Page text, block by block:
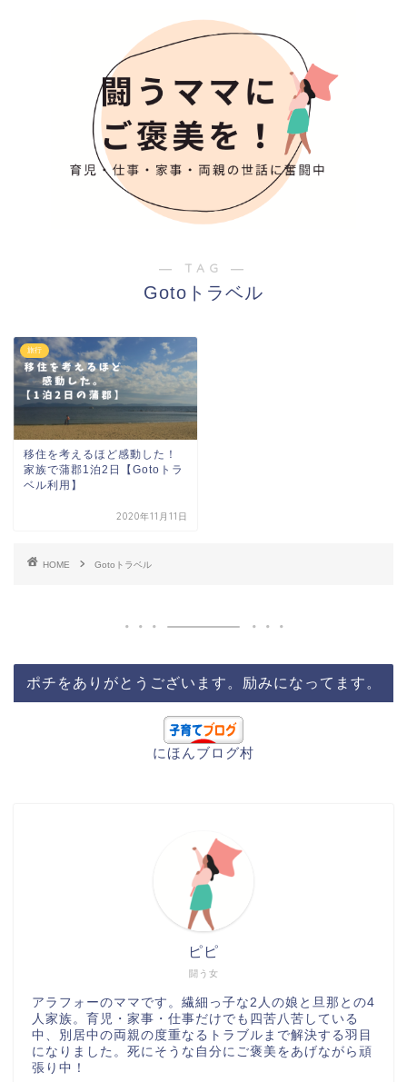
― TAG ―
Gotoトラベル
旅行
移住を考えるほど感動した！
家族で蒲郡1泊2日【Gotoトラ
ベル利用】
2020年11月11日
HOME Gotoトラベル
ポチをありがとうございます。励みになってます。
にほんブログ村
闘う女
ピピ
アラフォーのママです。繊細っ子な2人の娘と旦那との4
人家族。育児・家事・仕事だけでも四苦八苦している
中、別居中の両親の度重なるトラブルまで解決する羽目
になりました。死にそうな自分にご褒美をあげながら頑
張り中！